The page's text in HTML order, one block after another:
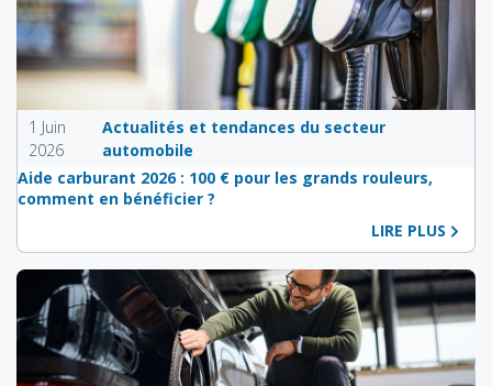
1 Juin
2026
Actualités et tendances du secteur
automobile
Aide carburant 2026 : 100 € pour les grands rouleurs,
comment en bénéficier ?
LIRE PLUS